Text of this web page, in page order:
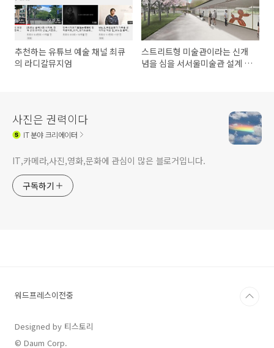
추천하는 유튜브 예술 채널 최큐
의 라디칼뮤지엄
스트리트형 미술관이라는 신개
념을 심을 서서울미술관 설계 당
사진은 권력이다
IT분야 크리에이터
IT,카메라,사진,영화,문화에 관심이 많은 블로거입니다.
구독하기
워드프레스이전중
Designed by 티스토리
© Daum Corp.